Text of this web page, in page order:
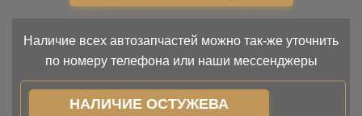
Наличие всех автозапчастей можно так-же уточнить
по номеру телефона или наши мессенджеры
НАЛИЧИЕ ОСТУЖЕВА